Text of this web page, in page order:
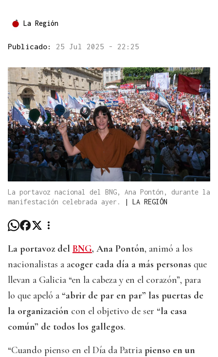
La Región
Publicado: 25 Jul 2025 - 22:25
La portavoz nacional del BNG, Ana Pontón, durante la
manifestación celebrada ayer.
| LA REGIÓN
La portavoz del BNG, Ana Pontón, animó a los
nacionalistas a acoger cada día a más personas que
llevan a Galicia “en la cabeza y en el corazón”, para
lo que apeló a “abrir de par en par” las puertas de
la organización con el objetivo de ser “la casa
común” de todos los gallegos.
“Cuando pienso en el Día da Patria pienso en un